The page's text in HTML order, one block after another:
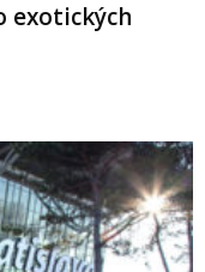
exotických